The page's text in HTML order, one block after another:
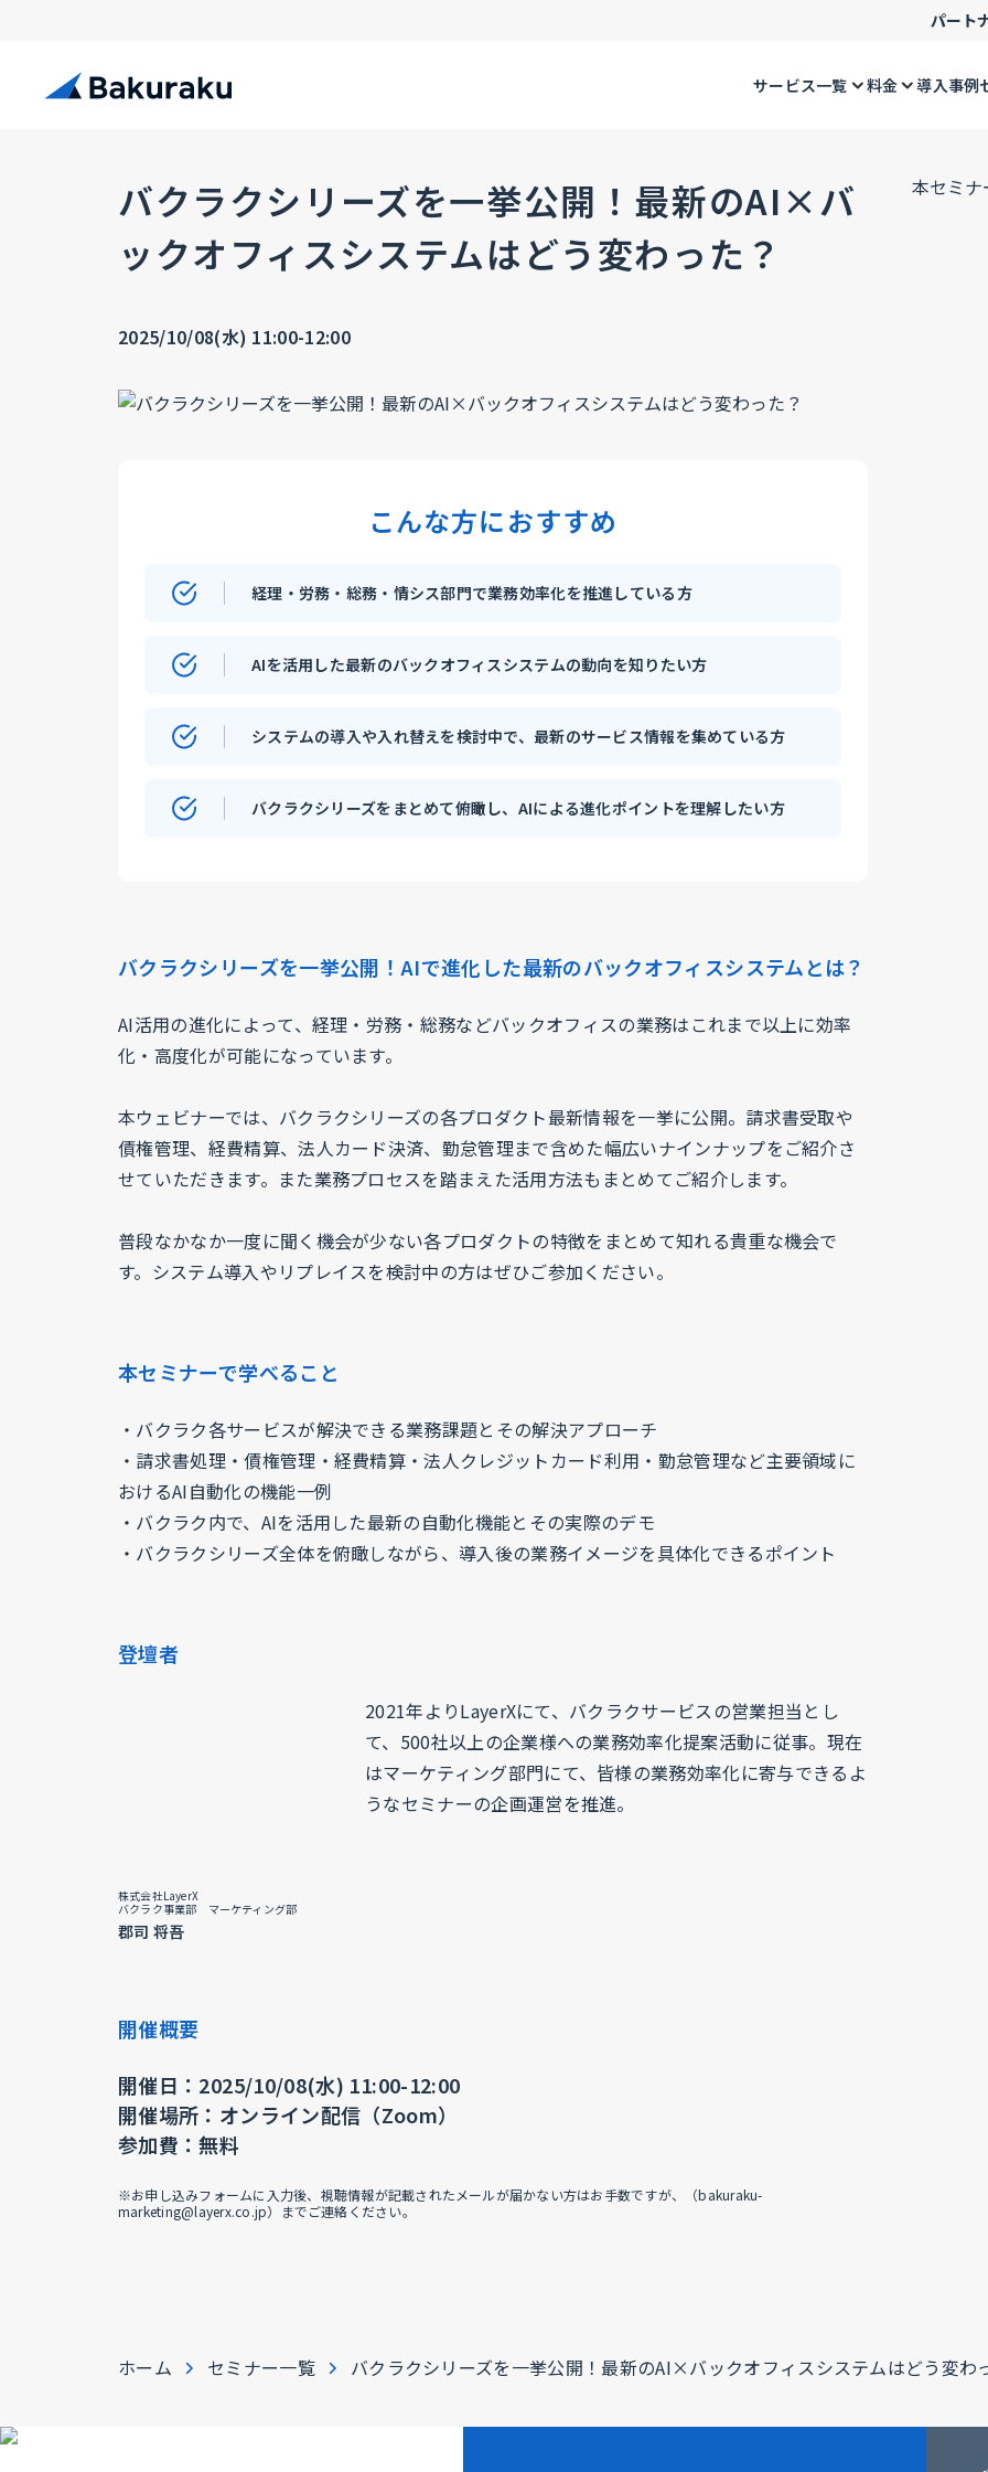
パート
サービス一覧 料金 導入事例
バクラクシリーズを一挙公開！最新のAI×バ
ックオフィスシステムはどう変わった？
2025/10/08(水) 11:00-12:00
こんな方におすすめ
経理・労務・総務・情シス部門で業務効率化を推進している方
AIを活用した最新のバックオフィスシステムの動向を知りたい方
システムの導入や入れ替えを検討中で、最新のサービス情報を集めている方
バクラクシリーズをまとめて俯瞰し、AIによる進化ポイントを理解したい方
バクラクシリーズを一挙公開！AIで進化した最新のバックオフィスシステムとは？
AI活用の進化によって、経理・労務・総務などバックオフィスの業務はこれまで以上に効率
化・高度化が可能になっています。
本ウェビナーでは、バクラクシリーズの各プロダクト最新情報を一挙に公開。請求書受取や
債権管理、経費精算、法人カード決済、勤怠管理まで含めた幅広いナインナップをご紹介さ
せていただきます。また業務プロセスを踏まえた活用方法もまとめてご紹介します。
普段なかなか一度に聞く機会が少ない各プロダクトの特徴をまとめて知れる貴重な機会で
す。システム導入やリプレイスを検討中の方はぜひご参加ください。
本セミナーで学べること
・バクラク各サービスが解決できる業務課題とその解決アプローチ
・請求書処理・債権管理・経費精算・法人クレジットカード利用・勤怠管理など主要領域に
おけるAI自動化の機能一例
・バクラク内で、AIを活用した最新の自動化機能とその実際のデモ
・バクラクシリーズ全体を俯瞰しながら、導入後の業務イメージを具体化できるポイント
登壇者
株式会社LayerX
バクラク事業部 マーケティング部
郡司 将吾
2021年よりLayerXにて、バクラクサービスの営業担当とし
て、500社以上の企業様への業務効率化提案活動に従事。現在
はマーケティング部門にて、皆様の業務効率化に寄与できるよ
うなセミナーの企画運営を推進。
開催概要
開催日：2025/10/08(水) 11:00-12:00
開催場所：オンライン配信（Zoom）
参加費：無料
※お申し込みフォームに入力後、視聴情報が記載されたメールが届かない方はお手数ですが、（bakuraku-
marketing@layerx.co.jp）までご連絡ください。
本セミ
ホーム セミナー一覧 バクラクシリーズを一挙公開！最新のAI×バックオフィスシステムはどう変わ